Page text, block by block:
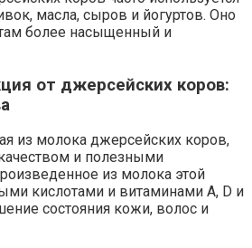
масла, сыров и йогуртов. Оно
более насыщенный и
от джерсейских коров:
из молока джерсейских коров,
и полезными
из молока этой
кислотами и витаминами А, D и
состояния кожи, волос и